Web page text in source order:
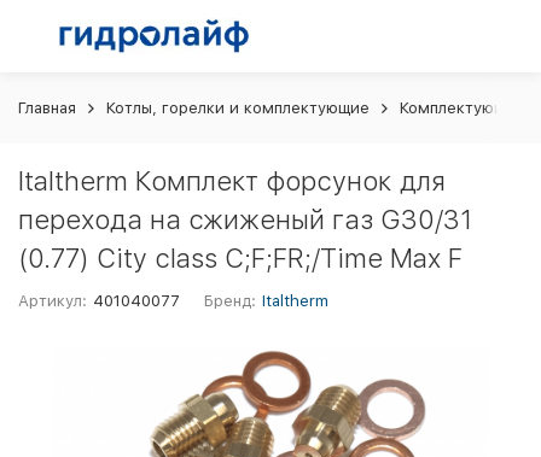
Главная Котлы, горелки и комплектующие Комплектующие и
Italtherm Комплект форсунок для
перехода на сжиженый газ G30/31
(0.77) City class C;F;FR;/Time Max F
Артикул: 401040077 Бренд: Italtherm